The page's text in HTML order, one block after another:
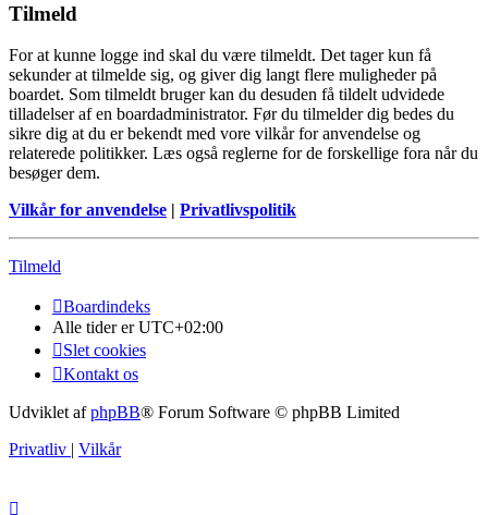
Tilmeld
For at kunne logge ind skal du være tilmeldt. Det tager kun få
sekunder at tilmelde sig, og giver dig langt flere muligheder på
boardet. Som tilmeldt bruger kan du desuden få tildelt udvidede
tilladelser af en boardadministrator. Før du tilmelder dig bedes du
sikre dig at du er bekendt med vore vilkår for anvendelse og
relaterede politikker. Læs også reglerne for de forskellige fora når du
besøger dem.
Vilkår for anvendelse | Privatlivspolitik
Tilmeld
Boardindeks
Alle tider erUTC+02:00
Slet cookies
Kontakt os
Udviklet afphpBB® Forum Software © phpBB Limited
Privatliv | Vilkår